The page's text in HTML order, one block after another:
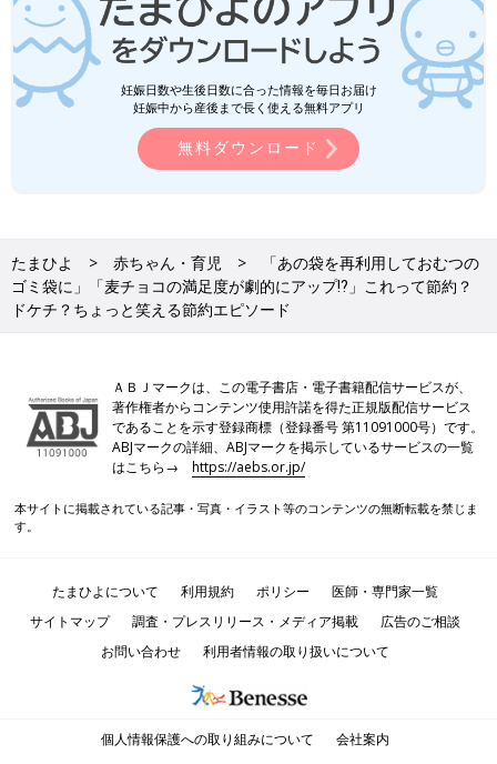
妊娠日数や生後日数に合った情報を毎日お届け
妊娠中から産後まで長く使える無料アプリ
無料ダウンロード
たまひよ 赤ちゃん・育児
「あの袋を再利用しておむつの
ゴミ袋に」「麦チョコの満足度が劇的にアップ⁉」これって節約？
ドケチ？ちょっと笑える節約エピソード
ＡＢＪマークは、この電子書店・電子書籍配信サービスが、
著作権者からコンテンツ使用許諾を得た正規版配信サービス
であることを示す登録商標（登録番号 第11091000号）です。
ABJマークの詳細、ABJマークを掲示しているサービスの一覧
はこちら→https://aebs.or.jp/
本サイトに掲載されている記事・写真・イラスト等のコンテンツの無断転載を禁じま
す。
たまひよについて 利用規約 ポリシー
医師・専門家一覧
サイトマップ
調査・プレスリリース・メディア掲載
広告のご相談
お問い合わせ
利用者情報の取り扱いについて
個人情報保護への取り組みについて 会社案内